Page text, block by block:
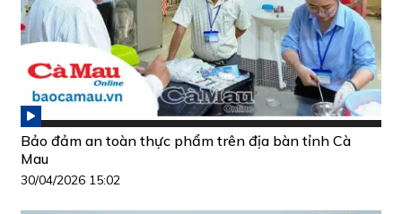
Bảo đảm an toàn thực phẩm trên địa bàn tỉnh Cà
Mau
30/04/2026 15:02